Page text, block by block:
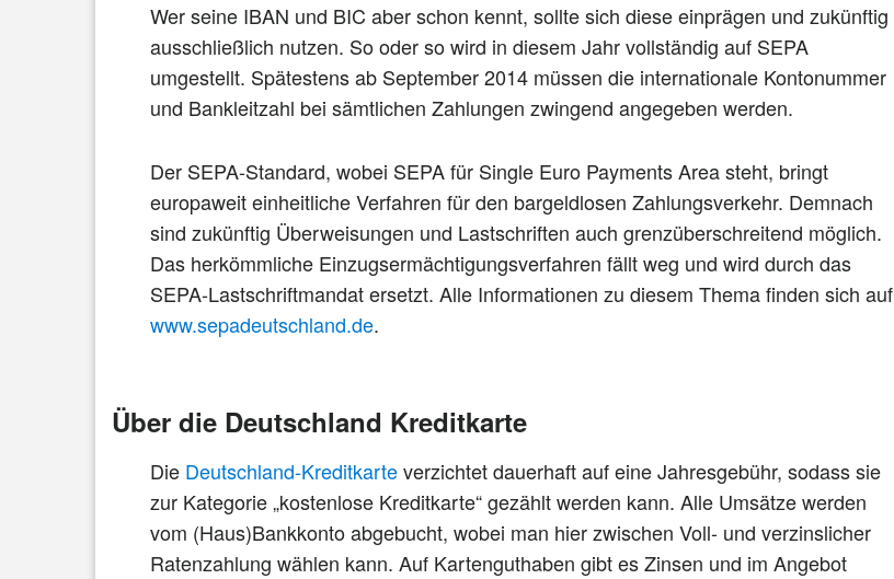
Wer seine IBAN und BIC aber schon kennt, sollte sich diese einprägen und zukünftig
ausschließlich nutzen. So oder so wird in diesem Jahr vollständig auf SEPA
umgestellt. Spätestens ab September 2014 müssen die internationale Kontonummer
und Bankleitzahl bei sämtlichen Zahlungen zwingend angegeben werden.
Der SEPA-Standard, wobei SEPA für Single Euro Payments Area steht, bringt
europaweit einheitliche Verfahren für den bargeldlosen Zahlungsverkehr. Demnach
sind zukünftig Überweisungen und Lastschriften auch grenzüberschreitend möglich.
Das herkömmliche Einzugsermächtigungsverfahren fällt weg und wird durch das
SEPA-Lastschriftmandat ersetzt. Alle Informationen zu diesem Thema finden sich auf
www.sepadeutschland.de.
Über die Deutschland Kreditkarte
Die Deutschland-Kreditkarteverzichtet dauerhaft auf eine Jahresgebühr, sodass sie
zur Kategorie „kostenlose Kreditkarte“ gezählt werden kann. Alle Umsätze werden
vom (Haus)Bankkonto abgebucht, wobei man hier zwischen Voll- und verzinslicher
Ratenzahlung wählen kann. Auf Kartenguthaben gibt es Zinsen und im Angebot